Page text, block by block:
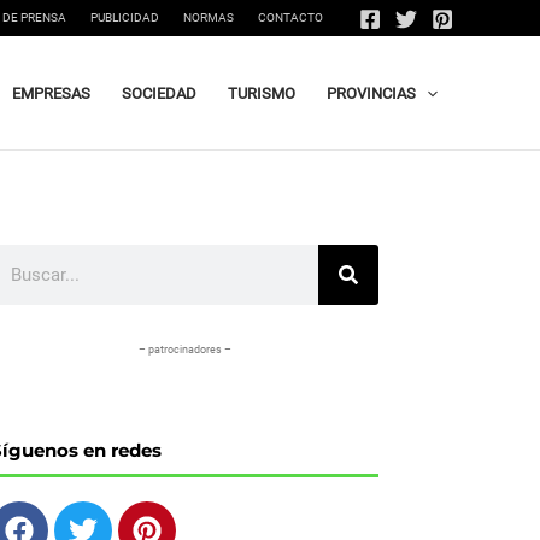
PRENSA PUBLICIDAD NORMAS CONTACTO
EMPRESAS SOCIEDAD TURISMO PROVINCIAS
– patrocinadores –
en redes
F
T
P